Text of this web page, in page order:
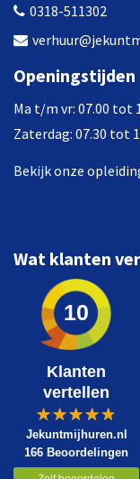
0318-511302
Openingstijden
Ma t/m vr: 07.00 tot
Zaterdag: 07.30 tot
Bekijk onze
Wat klanten
10
Klanten
vertellen
Jekuntmijhuren.nl
166 Beoordelingen